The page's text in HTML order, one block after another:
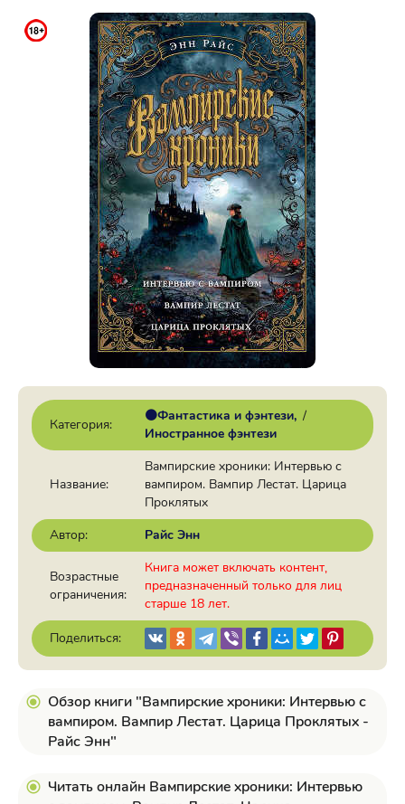
Категория:
🟠Фантастика и фэнтези /
Иностранное фэнтези
Название:
Вампирские хроники: Интервью с
вампиром. Вампир Лестат. Царица
Проклятых
Автор:
Райс Энн
Возрастные
ограничения:
Книга может включать контент,
предназначенный только для лиц
старше 18 лет.
Поделиться:
Обзор книги "Вампирские хроники: Интервью с
вампиром. Вампир Лестат. Царица Проклятых -
Райс Энн"
Читать онлайн Вампирские хроники: Интервью